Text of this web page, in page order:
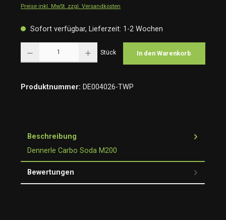
Preise inkl. MwSt. zzgl. Versandkosten
Sofort verfügbar, Lieferzeit: 1-2 Wochen
Stück In den Warenkorb
Produktnummer: DE004026-TWP
Beschreibung
Dennerle Carbo Soda M200
Bewertungen